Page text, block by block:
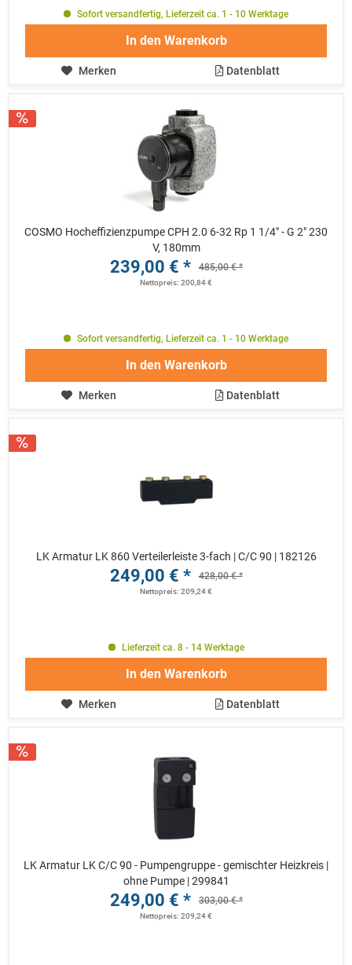
Sofort versandfertig, Lieferzeit ca. 1 - 10 Werktage
In den Warenkorb
Merken Datenblatt
COSMO Hocheffizienzpumpe CPH 2.0 6-32 Rp 1 1/4" - G 2" 230
V, 180mm
239,00 € * 485,00 € *
Nettopreis: 200,84 €
Sofort versandfertig, Lieferzeit ca. 1 - 10 Werktage
In den Warenkorb
Merken Datenblatt
LK Armatur LK 860 Verteilerleiste 3-fach | C/C 90 | 182126
249,00 € * 428,00 € *
Nettopreis: 209,24 €
Lieferzeit ca. 8 - 14 Werktage
In den Warenkorb
Merken Datenblatt
LK Armatur LK C/C 90 - Pumpengruppe - gemischter Heizkreis |
ohne Pumpe | 299841
249,00 € * 303,00 € *
Nettopreis: 209,24 €